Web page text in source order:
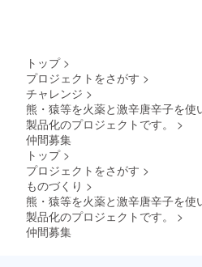
トップ >
プロジェクトをさがす >
チャレンジ >
熊・猿等を火薬と激辛唐辛子を
製品化のプロジェクトです。
>
仲間募集
トップ >
プロジェクトをさがす >
ものづくり >
熊・猿等を火薬と激辛唐辛子を
製品化のプロジェクトです。
>
仲間募集